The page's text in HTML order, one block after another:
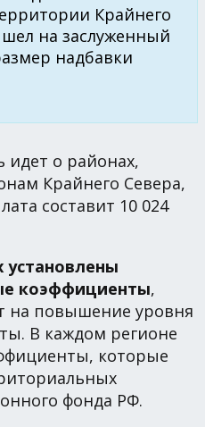
Крайнего
на заслуженный
надбавки
идет о районах,
Крайнего Севера,
составит 10 024
установлены
коэффициенты,
на повышение уровня
В каждом регионе
которые
фонда РФ.